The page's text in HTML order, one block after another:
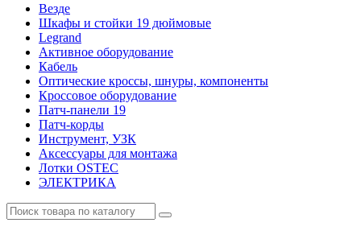
Везде
Шкафы и стойки 19 дюймовые
Legrand
Активное оборудование
Кабель
Оптические кроссы, шнуры, компоненты
Кроссовое оборудование
Патч-панели 19
Патч-корды
Инструмент, УЗК
Аксессуары для монтажа
Лотки OSTEC
ЭЛЕКТРИКА